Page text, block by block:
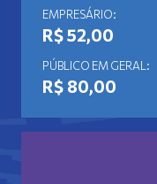
EMPRESÁRIO:
R$ 52,00
PÚBLICO EM GERAL:
R$ 80,00